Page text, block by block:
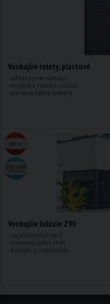
Vonkajšie rolety, plastové
- ochrana proti vlámaniu
- tepelná a zvuková izolácia
- pre okná, lódzie, balkóny
Vonkajšie žalúzie Z90
- najobľúbenejší typ Z
- termoregulačný efekt
- klasické aj zaomietacie